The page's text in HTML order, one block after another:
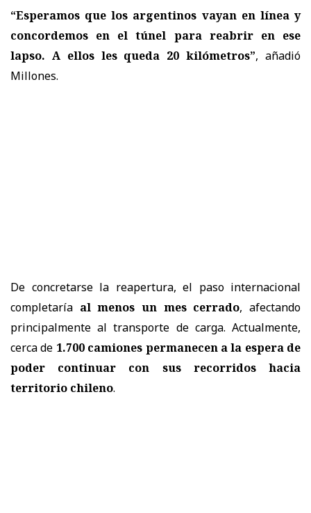
“Esperamos que los argentinos vayan en línea y
concordemos en el túnel para reabrir en ese
lapso. A ellos les queda 20 kilómetros”, añadió
Millones.
De concretarse la reapertura, el paso internacional
completaría al menos un mes cerrado, afectando
principalmente al transporte de carga. Actualmente,
cerca de 1.700 camiones permanecen a la espera de
poder continuar con sus recorridos hacia
territorio chileno.